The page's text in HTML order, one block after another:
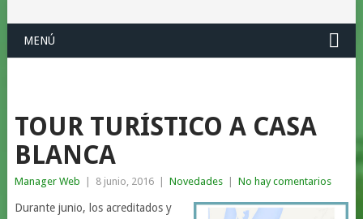
MENÚ
TOUR TURÍSTICO A CASA
BLANCA
Manager Web 8 junio, 2016 Novedades No hay comentarios
Durante junio, los acreditados y